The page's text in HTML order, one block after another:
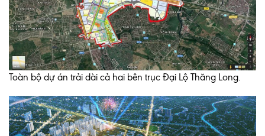
Toàn bộ dự án trải dài cả hai bên trục Đại Lộ Thăng Long.